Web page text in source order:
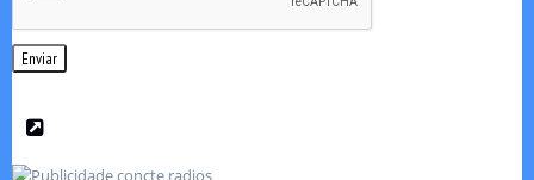
Enviar